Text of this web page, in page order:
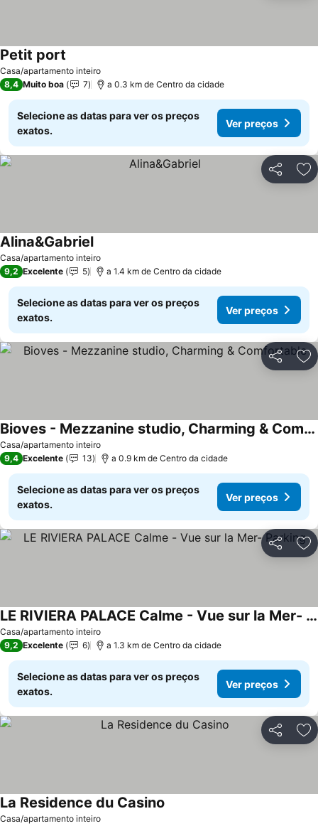
Casa/apartamento inteiro
Petit port
8,4 Muito boa 7 a 0.3 km de Centro da cidade
Selecione as datas para ver os preços
exatos.
Ver preços
Partilhar
Casa/apartamento inteiro
Alina&Gabriel
9,2 Excelente 5 a 1.4 km de Centro da cidade
Selecione as datas para ver os preços
exatos.
Ver preços
Partilhar
Casa/apartamento inteiro
Bioves - Mezzanine studio, Charming & Comfortable
9,4 Excelente 13 a 0.9 km de Centro da cidade
Selecione as datas para ver os preços
exatos.
Ver preços
Partilhar
Casa/apartamento inteiro
LE RIVIERA PALACE Calme - Vue sur la Mer- Parking
9,2 Excelente 6 a 1.3 km de Centro da cidade
Selecione as datas para ver os preços
exatos.
Ver preços
Partilhar
Casa/apartamento inteiro
La Residence du Casino